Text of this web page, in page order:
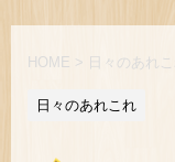
HOME > 日々のあれこ
日々のあれこれ